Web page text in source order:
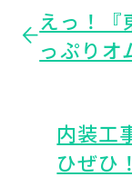
えっ！『
っぷりオ
内装工
ひぜひ